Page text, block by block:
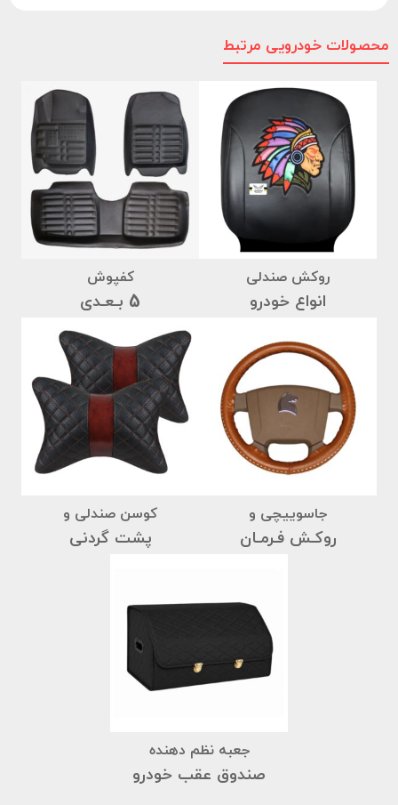
محصولات خودرویی مرتبط
روکش صندلی
انواع خودرو
کفپوش
5 بـعـدی
جاسوییچی و
روکـش فـرمـان
کوسن صندلی و
پشت گردنی
جعبه نظم دهنده
صندوق عقب خودرو